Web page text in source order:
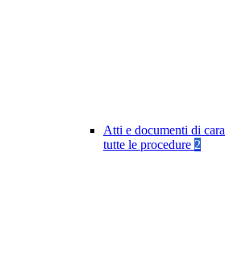
Atti e documenti di
tutte le procedure 2